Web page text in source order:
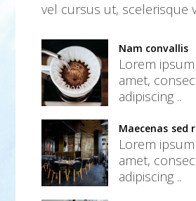
vel cursus ut, scelerisque
Nam convallis
Lorem
amet,
adipiscing ..
Maecenas sed
Lorem
amet,
adipiscing ..